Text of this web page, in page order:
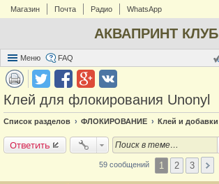
Магазин Почта Радио WhatsApp
АКВАПРИНТ КЛУБ
Меню FAQ
Клей для флокирования Unonyl
Список разделов ФЛОКИРОВАНИЕ Клей и добавки
Ответить
59 сообщений 1 2 3